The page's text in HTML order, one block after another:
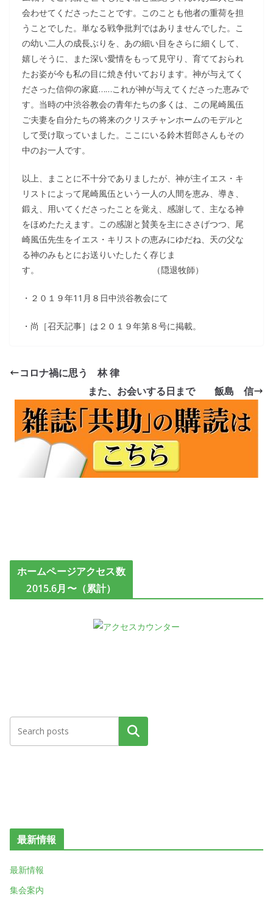
会わせてくださったことです。このことも他者の重荷を担
うことでした。単なる戦争批判ではありませんでした。こ
の幼い二人の成長ぶりを、あの細い目をさらに細くして、
嬉しそうに、また深い愛情をもって見守り、育てておられ
たお姿が今も私の目に焼き付いております。神が与えてく
ださった信仰の家庭……これが神が与えてくださった恵みで
す。当時の中渋谷教会の青年たちの多くは、この尾崎風伍
ご夫妻を自分たちの将来のクリスチャンホームのモデルと
して受け取っていました。ここにいる鈴木哲郎さんもその
中のお一人です。
以上、まことに不十分でありましたが、神が主イエス・キ
リストによって尾崎風伍という一人の人間を恵み、導き、
鍛え、用いてくださったことを覚え、感謝して、主なる神
をほめたたえます。この感謝と賛美を主にささげつつ、尾
崎風伍先生をイエス・キリストの恵みにゆだね、天の父な
る神のみもとにお送りいたしたく存じま
す。 （隠退牧師）
・２０１９年11月８日中渋谷教会にて
・尚［召天記事］は２０１９年第８号に掲載。
コロナ禍に思う 林 律
また、お会いする日まで 飯島 信
ホームページアクセス数
2015.6月〜（累計）
検索
最新情報
最新情報
集会案内